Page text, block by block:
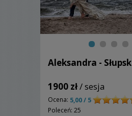
Aleksandra - Słupsk
1900 zł/ sesja
Ocena: 5,00 / 5
Poleceń: 25